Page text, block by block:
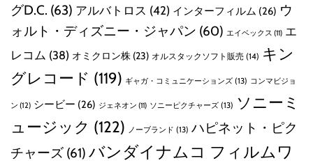
グD.C. (63) アルバトロス (42) インターフィルム (26) ウ
ォルト・ディズニー・ジャパン (60) エイベックス (11) エ
レコム (38) オミクロン株 (23) オルスタックソフト販売 (14) キン
グレコード (119) ギャガ・コミュニケーションズ (13) コンマビジョ
ン (12) シービー (26) ジェネオン (11) ソニーピクチャーズ (13) ソニーミ
ュージック (122) ノーブランド (13) ハピネット・ピク
チャーズ (61) バンダイナムコ フィルムワ